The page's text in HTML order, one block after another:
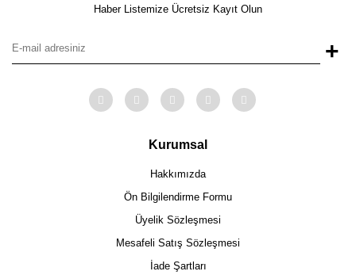
Haber Listemize Ücretsiz Kayıt Olun
+
Kurumsal
Hakkımızda
Ön Bilgilendirme Formu
Üyelik Sözleşmesi
Mesafeli Satış Sözleşmesi
İade Şartları